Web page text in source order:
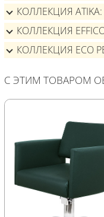
КОЛЛЕКЦИЯ ATIKA
КОЛЛЕКЦИЯ
КОЛЛЕКЦИЯ ECO
С ЭТИМ ТОВАРОМ